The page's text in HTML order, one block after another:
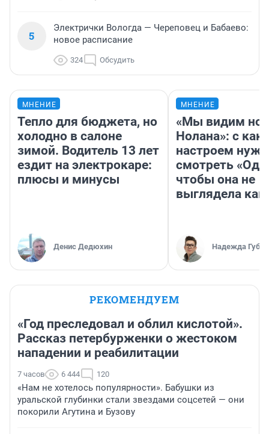
5
Электрички Вологда — Череповец и Бабаево:
новое расписание
324 Обсудить
МНЕНИЕ
Тепло для бюджета, но
холодно в салоне
зимой. Водитель 13 лет
ездит на электрокаре:
плюсы и минусы
Денис Дедюхин
МНЕНИЕ
«Мы видим
Нолана»: с
настроем
смотреть
чтобы она не
выглядела как
Надежда
РЕКОМЕНДУЕМ
«Год преследовал и облил кислотой».
Рассказ петербурженки о жестоком
нападении и реабилитации
7 часов 6 444 120
«Нам не хотелось популярности». Бабушки из
уральской глубинки стали звездами соцсетей — они
покорили Агутина и Бузову